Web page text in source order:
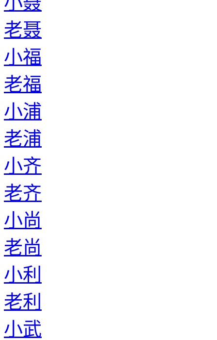
老聂
小福
老福
小浦
老浦
小齐
老齐
小尚
老尚
小利
老利
小武